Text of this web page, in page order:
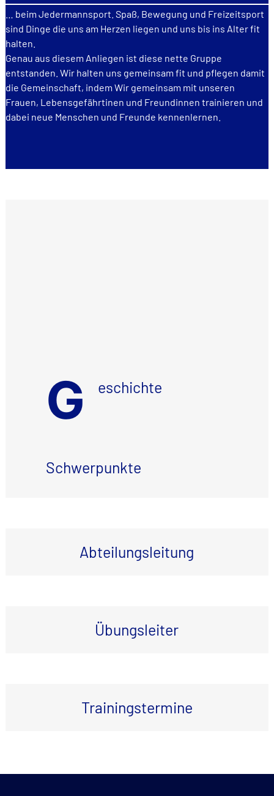
… beim Jedermannsport. Spaß, Bewegung und Freizeitsport
sind Dinge die uns am Herzen liegen und uns bis ins Alter fit
halten.
Genau aus diesem Anliegen ist diese nette Gruppe
entstanden. Wir halten uns gemeinsam fit und pflegen damit
die Gemeinschaft, indem Wir gemeinsam mit unseren
Frauen, Lebensgefährtinen und Freundinnen trainieren und
dabei neue Menschen und Freunde kennenlernen.
G eschichte
Schwerpunkte
Abteilungsleitung
Übungsleiter
Trainingstermine